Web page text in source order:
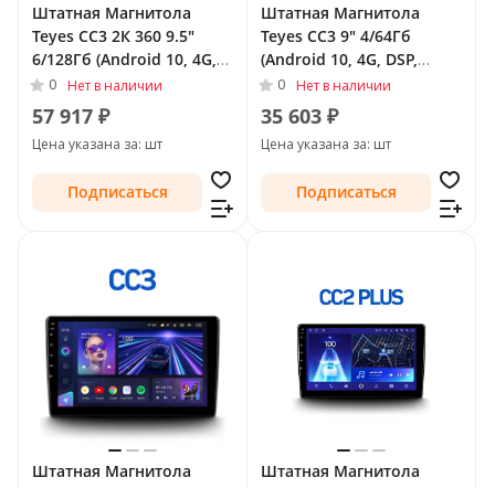
Штатная Магнитола
Teyes CC3 2К 360 9.5"
6/128Гб (Android 10, 4G,
DSP, QLed) - круговой
обзор для Chevrolet
TrailBlazer II Рестайлинг
2016 - 2022
0 Нет в наличии
57 917 ₽
Цена указана за: шт
Подписаться
Штатная Магнитола
Teyes CC3 9" 4/64Гб
(Android 10, 4G, DSP,
QLed) для Chevrolet
TrailBlazer II 2012 - 2016
0 Нет в наличии
35 603 ₽
Цена указана за: шт
Подписаться
Штатная Магнитола
Штатная Магнитола